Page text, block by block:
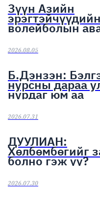
Зүүн Азийн
эрэгтэйчүүдийн
волейболын
шалгаруулах
эхэллээ
2026.08.05
Б.Дэнзэн:
нурсны дараа
нурдаг юм аа
2026.07.31
ДУУЛИАН:
Хөлбөмбөгийг
болно гэж үү?
2026.07.30